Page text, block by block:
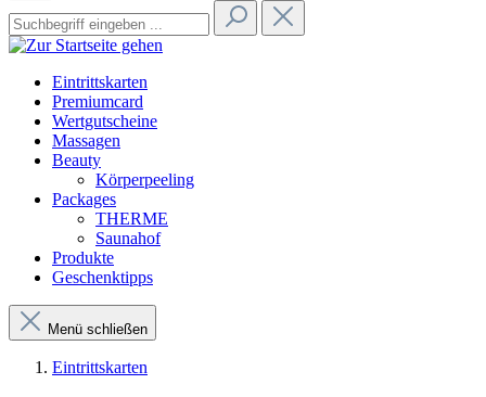
Eintrittskarten
Premiumcard
Wertgutscheine
Massagen
Beauty
Körperpeeling
Packages
THERME
Saunahof
Produkte
Geschenktipps
Menü schließen
Eintrittskarten